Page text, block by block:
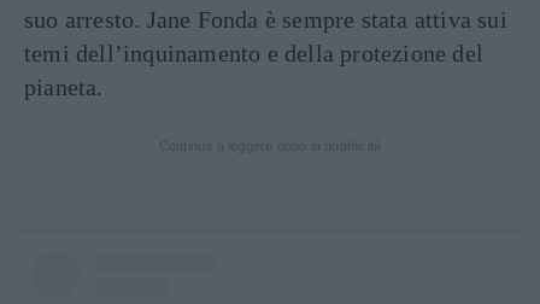
suo arresto. Jane Fonda è sempre stata attiva sui
temi dell’inquinamento e della protezione del
pianeta.